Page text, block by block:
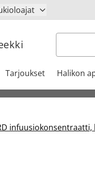
Haku
Tarjoukset Halikon